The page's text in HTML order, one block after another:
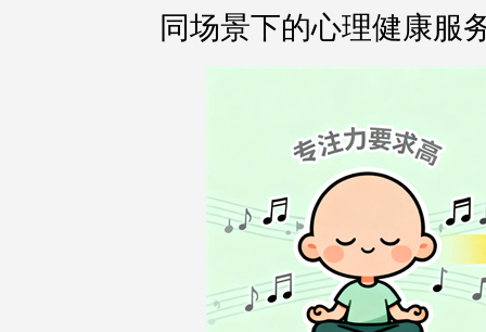
同场景下的心理健康服